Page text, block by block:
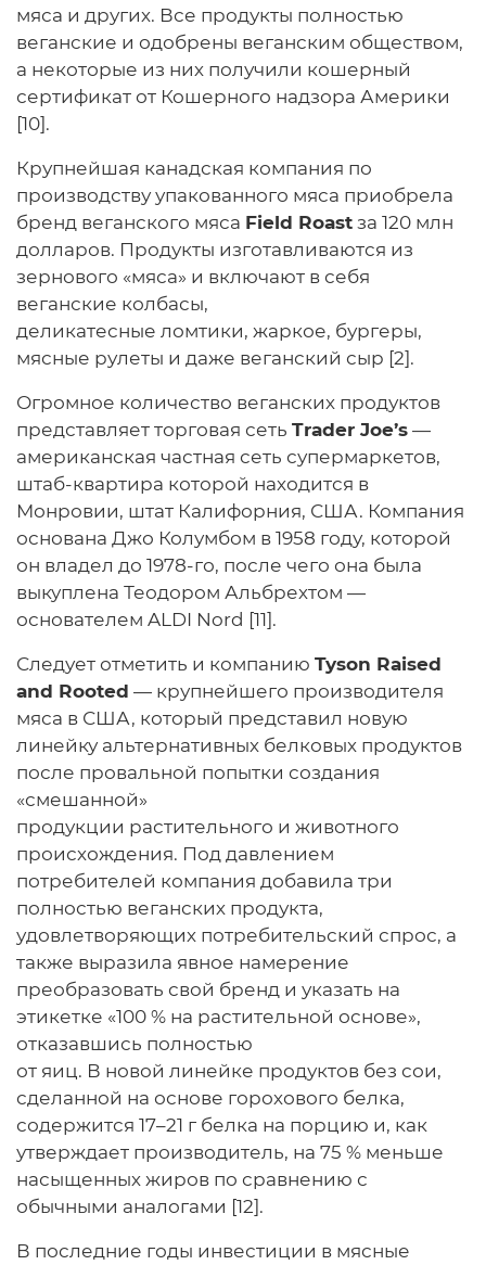
мяса и других. Все продукты полностью
веганские и одобрены веганским обществом,
а некоторые из них получили кошерный
сертификат от Кошерного надзора Америки
[10].
Крупнейшая канадская компания по
производству упакованного мяса приобрела
бренд веганского мяса Field Roast за 120 млн
долларов. Продукты изготавливаются из
зернового «мяса» и включают в себя
веганские колбасы,
деликатесные ломтики, жаркое, бургеры,
мясные рулеты и даже веганский сыр [2].
Огромное количество веганских продуктов
представляет торговая сеть Trader Joe’s —
американская частная сеть супермаркетов,
штаб-квартира которой находится в
Монровии, штат Калифорния, США. Компания
основана Джо Колумбом в 1958 году, которой
он владел до 1978-го, после чего она была
выкуплена Теодором Альбрехтом —
основателем ALDI Nord [11].
Следует отметить и компанию Tyson Raised
and Rooted — крупнейшего производителя
мяса в США, который представил новую
линейку альтернативных белковых продуктов
после провальной попытки создания
«смешанной»
продукции растительного и животного
происхождения. Под давлением
потребителей компания добавила три
полностью веганских продукта,
удовлетворяющих потребительский спрос, а
также выразила явное намерение
преобразовать свой бренд и указать на
этикетке «100 % на растительной основе»,
отказавшись полностью
от яиц. В новой линейке продуктов без сои,
сделанной на основе горохового белка,
содержится 17–21 г белка на порцию и, как
утверждает производитель, на 75 % меньше
насыщенных жиров по сравнению с
обычными аналогами [12].
В последние годы инвестиции в мясные